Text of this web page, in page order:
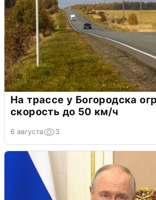
На трассе у Богородска
скорость до 50 км/ч
6 августа 3